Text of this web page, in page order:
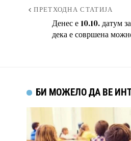
ПРЕТХОДНА СТАТИЈА
Денес е 10.10. датум
дека е совршена
БИ МОЖЕЛО ДА ВЕ